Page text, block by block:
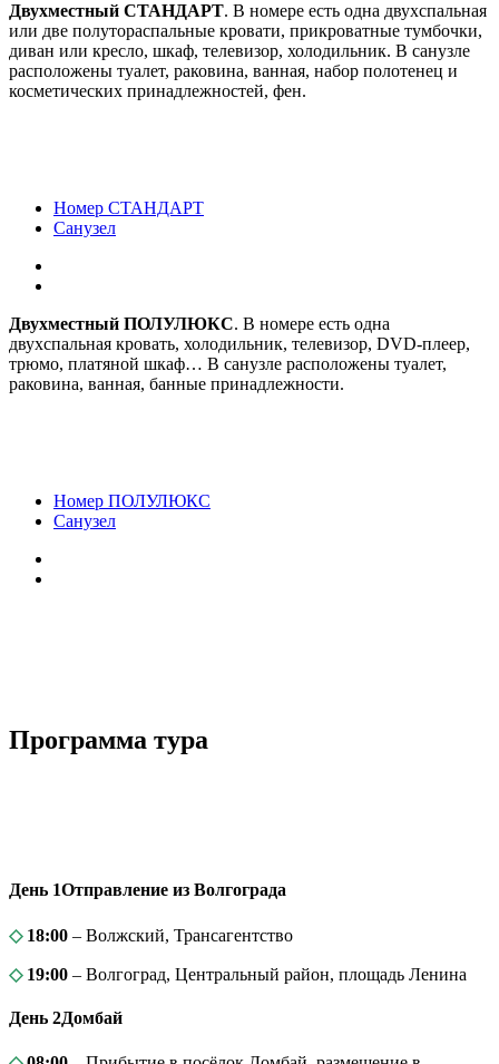
Двухместный СТАНДАРТ. В номере есть одна двухспальная
или две полутораспальные кровати, прикроватные тумбочки,
диван или кресло, шкаф, телевизор, холодильник. В санузле
расположены туалет, раковина, ванная, набор полотенец и
косметических принадлежностей, фен.
Номер СТАНДАРТ
Санузел
Двухместный ПОЛУЛЮКС. В номере есть одна
двухспальная кровать, холодильник, телевизор, DVD-плеер,
трюмо, платяной шкаф… В санузле расположены туалет,
раковина, ванная, банные принадлежности.
Номер ПОЛУЛЮКС
Санузел
Программа тура
День 1Отправление из Волгограда
◇18:00 – Волжский, Трансагентство
◇19:00 – Волгоград, Центральный район, площадь Ленина
День 2Домбай